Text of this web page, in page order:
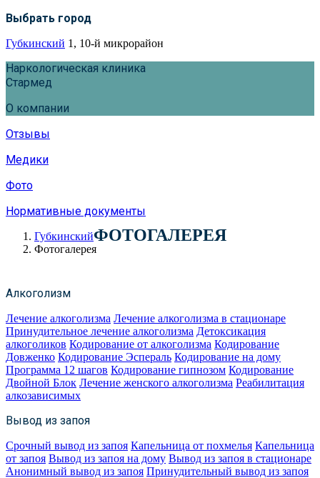
Выбрать город
Губкинский 1, 10-й микрорайон
Наркологическая клиника
Стармед
О компании
Отзывы
Медики
Фото
Нормативные документы
Губкинский
Фотогалерея
ФОТОГАЛЕРЕЯ
Алкоголизм
Лечение алкоголизма Лечение алкоголизма в стационаре
Принудительное лечение алкоголизма Детоксикация
алкоголиков Кодирование от алкоголизма Кодирование
Довженко Кодирование Эспераль Кодирование на дому
Программа 12 шагов Кодирование гипнозом Кодирование
Двойной Блок Лечение женского алкоголизма Реабилитация
алкозависимых
Вывод из запоя
Срочный вывод из запоя Капельница от похмелья Капельница
от запоя Вывод из запоя на дому Вывод из запоя в стационаре
Анонимный вывод из запоя Принудительный вывод из запоя